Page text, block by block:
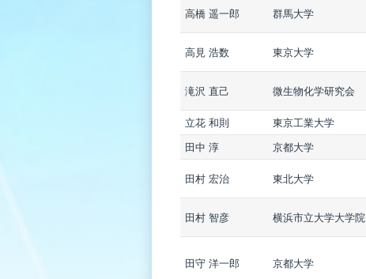
高橋 遥一郎 群馬大学
高見 浩数 東京大学
滝沢 直己 微生物化学研究会
立花 和則 東京工業大学
田中 淳
京都大学
田村 宏治 東北大学
田村 智彦 横浜市立大学大学院
田守 洋一郎 京都大学